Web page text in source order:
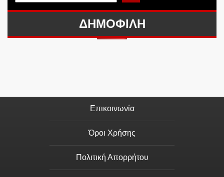
ΔΗΜΟΦΙΛΗ
Επικοινωνία
Όροι Χρήσης
Πολιτική Απορρήτου